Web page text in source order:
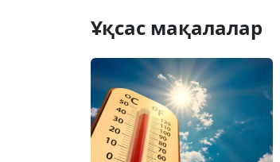
Ұқсас мақалалар